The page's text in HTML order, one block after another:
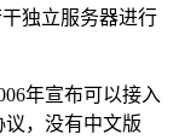
独立服务器进行
年宣布可以接入
议，没有中文版